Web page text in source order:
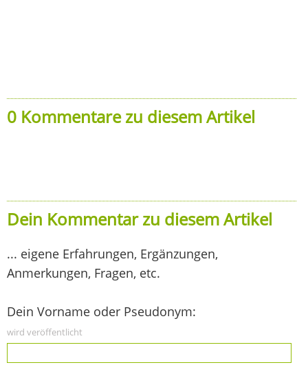
0 Kommentare zu diesem Artikel
Dein Kommentar zu diesem Artikel
... eigene Erfahrungen, Ergänzungen,
Anmerkungen, Fragen, etc.
Dein Vorname oder Pseudonym:
wird veröffentlicht